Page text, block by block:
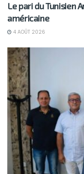
Le pari du Tunisien
américaine
4 AOÛT 2026